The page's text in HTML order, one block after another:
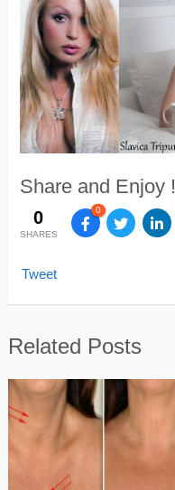
Share and Enjoy !
0
SHARES
0
Tweet
Related Posts